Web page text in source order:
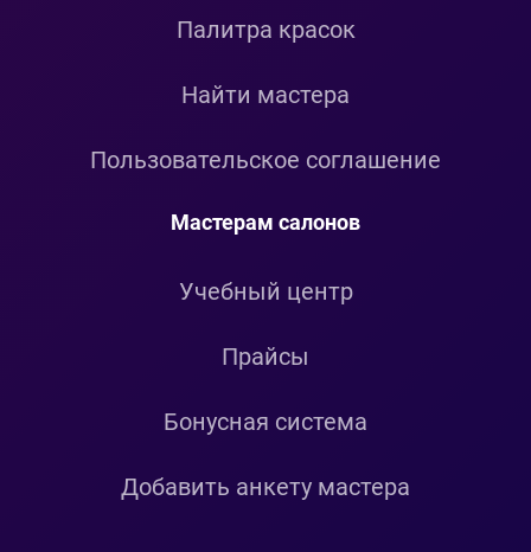
Палитра красок
Найти мастера
Пользовательское соглашение
Мастерам салонов
Учебный центр
Прайсы
Бонусная система
Добавить анкету мастера